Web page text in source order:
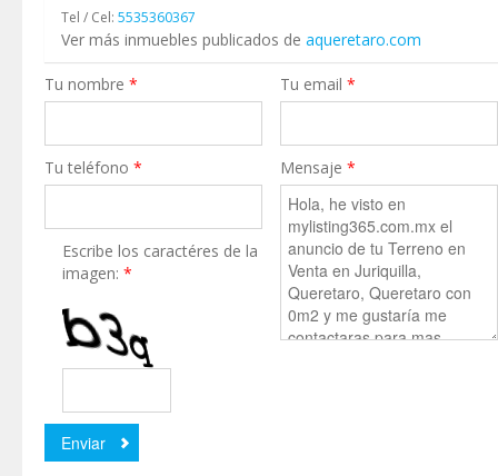
Tel / Cel: 5535360367
Ver más inmuebles publicados de aqueretaro.com
Tu nombre * Tu email*
Tu teléfono * Mensaje*
Escribe los caractéres de la
imagen:*